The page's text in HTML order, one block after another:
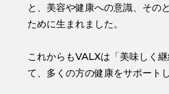
と、美容や健康への意識、その
ために生まれました。
これからもVALXは「美味しく
て、多くの方の健康をサポート